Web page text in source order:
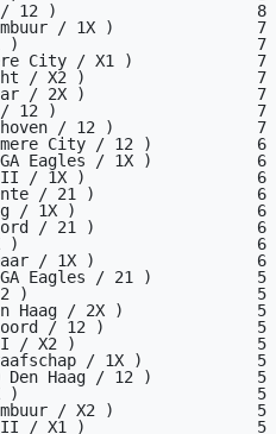
/ 12 )                     8
Cambuur / 1X )               7
21 )                         7
City / X1 )             7
/ X2 )                  7
/ 2X )                  7
/ 12 )                     7
/ 12 )               7
City / 12 )           6
( GA Eagles / 1X )           6
II / 1X )                  6
Twente / 21 )                 6
Haag / 1X )                   6
/ 21 )                 6
/ 1X )                         6
/ 1X )                 6
( GA Eagles / 21 )           5
/ 12 )                        5
Den Haag / 2X )              5
/ 12 )                5
II / X2 )                   5
/ 1X )            5
Den Haag / 12 )           5
/ 1X )                         5
Cambuur / X2 )               5
II / X1 )                  5